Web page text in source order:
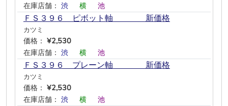
在庫店舗： 渋 横 池
ＦＳ３９６ ピボット軸＿ 新価格
カツミ
価格： ¥2,530
在庫店舗： 渋 横 池
ＦＳ３９６ プレーン軸＿ 新価格
カツミ
価格： ¥2,530
在庫店舗： 渋 横 池